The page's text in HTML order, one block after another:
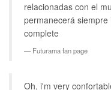
relacionadas con el
permanecerá
complete
Futurama fan page
Oh, i'm very